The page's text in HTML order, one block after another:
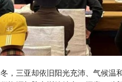
，三亚却依旧阳光充沛、气候温